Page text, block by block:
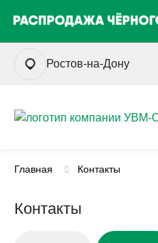
Ростов-на-Дону
Главная Контакты
Контакты